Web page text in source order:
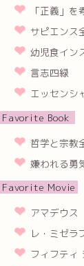
「正義」
サピエンス
幼児食イン
言志四緑
エッセンシ
Favorite Book
哲学と宗教
嫌われる勇
Favorite Movie
アマデウス
レ・ミゼラ
フィフティ